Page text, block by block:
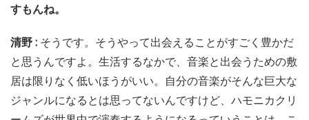
すもんね。
清野 : そうです。そうやって出会えることがすごく豊かだ
と思うんですよ。生活するなかで、音楽と出会うための敷
居は限りなく低いほうがいい。自分の音楽がそんな巨大な
ジャンルになるとは思ってないんですけど、ハモニカクリ